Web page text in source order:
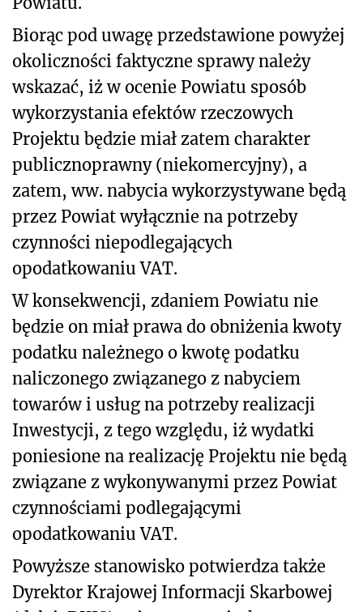
Biorąc pod uwagę przedstawione powyżej
okoliczności faktyczne sprawy należy
wskazać, iż w ocenie Powiatu sposób
wykorzystania efektów rzeczowych
Projektu będzie miał zatem charakter
publicznoprawny (niekomercyjny), a
zatem, ww. nabycia wykorzystywane będą
przez Powiat wyłącznie na potrzeby
czynności niepodlegających
opodatkowaniu VAT.
W konsekwencji, zdaniem Powiatu nie
będzie on miał prawa do obniżenia kwoty
podatku należnego o kwotę podatku
naliczonego związanego z nabyciem
towarów i usług na potrzeby realizacji
Inwestycji, z tego względu, iż wydatki
poniesione na realizację Projektu nie będą
związane z wykonywanymi przez Powiat
czynnościami podlegającymi
opodatkowaniu VAT.
Powyższe stanowisko potwierdza także
Dyrektor Krajowej Informacji Skarbowej